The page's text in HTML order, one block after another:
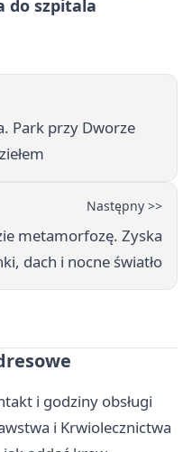
do szpitala
Park przy Dworze
Następny >>
metamorfozę. Zyska
dach i nocne światło
i godziny obsługi
i Krwiolecznictwa